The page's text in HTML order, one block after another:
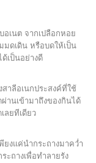
นต จากเปลือกหอย
มดเดิน หรือบดให้เป็น
เป็นอย่างดี
ลีอเนกประสงค์ที่ใช้
านเข้ามาถึงของกินได้
ลยทีเดียว
แค่นำกระถางมาคว่ำ
ะถางเพื่อทำลายรัง